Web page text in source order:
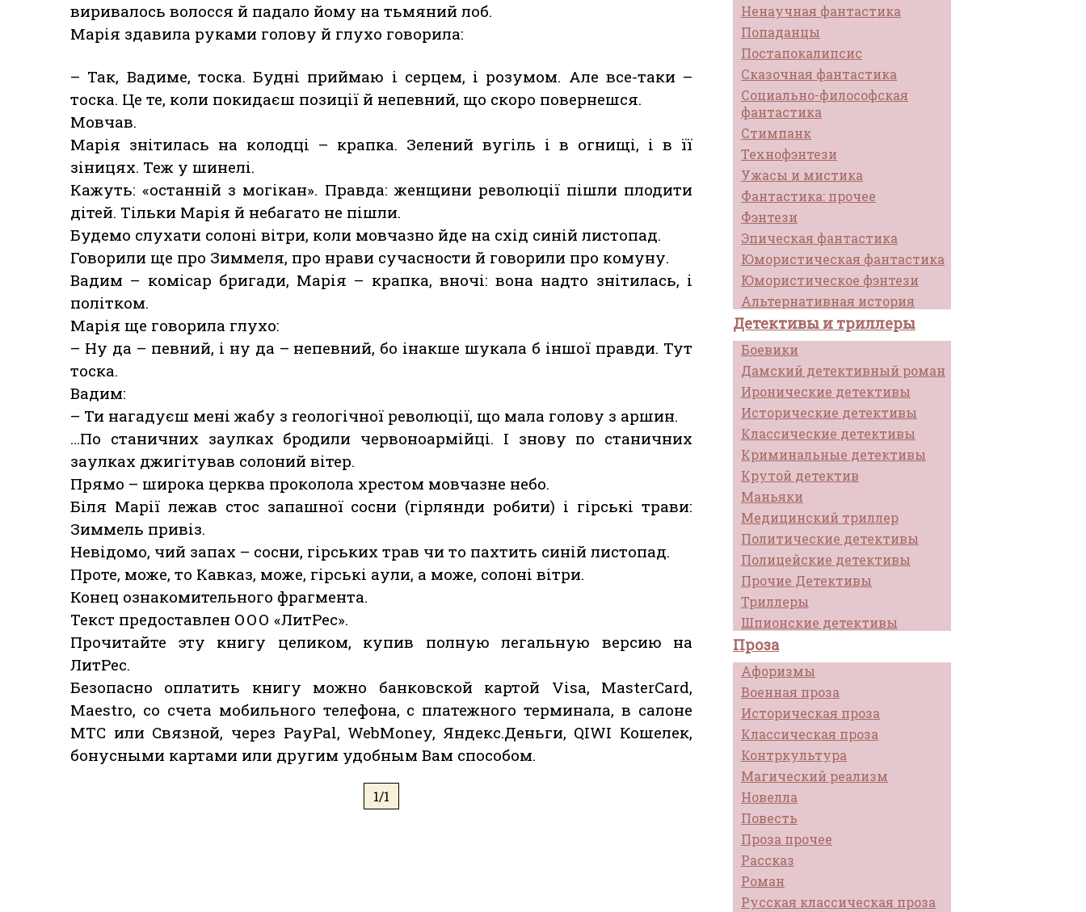
Ненаучная фантастика
Попаданцы
Постапокалипсис
Сказочная фантастика
Социально-философская
фантастика
Стимпанк
Технофэнтези
Ужасы и мистика
Фантастика: прочее
Фэнтези
Эпическая фантастика
Юмористическая фантастика
Юмористическое фэнтези
Альтернативная история
Детективы и триллеры
Боевики
Дамский детективный роман
Иронические детективы
Исторические детективы
Классические детективы
Криминальные детективы
Крутой детектив
Маньяки
Медицинский триллер
Политические детективы
Полицейские детективы
Прочие Детективы
Триллеры
Шпионские детективы
Проза
Афоризмы
Военная проза
Историческая проза
Классическая проза
Контркультура
Магический реализм
Новелла
Повесть
Проза прочее
Рассказ
Роман
Русская классическая проза
виривалось волосся й падало йому на тьмяний лоб.
Марія здавила руками голову й глухо говорила:
– Так, Вадиме, тоска. Будні приймаю і серцем, і розумом. Але все-таки –
тоска. Це те, коли покидаєш позиції й непевний, що скоро повернешся.
Мовчав.
Марія знітилась на колодці – крапка. Зелений вугіль і в огнищі, і в її
зіницях. Теж у шинелі.
Кажуть: «останній з могікан». Правда: женщини революції пішли плодити
дітей. Тільки Марія й небагато не пішли.
Будемо слухати солоні вітри, коли мовчазно йде на схід синій листопад.
Говорили ще про Зиммеля, про нрави сучасности й говорили про комуну.
Вадим – комісар бригади, Марія – крапка, вночі: вона надто знітилась, і
політком.
Марія ще говорила глухо:
– Ну да – певний, і ну да – непевний, бо інакше шукала б іншої правди. Тут
тоска.
Вадим:
– Ти нагадуєш мені жабу з геологічної революції, що мала голову з аршин.
…По станичних заулках бродили червоноармійці. І знову по станичних
заулках джигітував солоний вітер.
Прямо – широка церква проколола хрестом мовчазне небо.
Біля Марії лежав стос запашної сосни (гірлянди робити) і гірські трави:
Зиммель привіз.
Невідомо, чий запах – сосни, гірських трав чи то пахтить синій листопад.
Проте, може, то Кавказ, може, гірські аули, а може, солоні вітри.
Конец ознакомительного фрагмента.
Текст предоставлен ООО «ЛитРес».
Прочитайте эту книгу целиком, купив полную легальную версию на
ЛитРес.
Безопасно оплатить книгу можно банковской картой Visa, MasterCard,
Maestro, со счета мобильного телефона, с платежного терминала, в салоне
МТС или Связной, через PayPal, WebMoney, Яндекс.Деньги, QIWI Кошелек,
бонусными картами или другим удобным Вам способом.
1/1